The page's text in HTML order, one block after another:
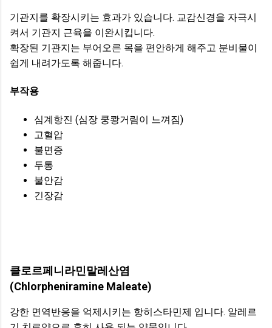
기관지를 확장시키는 효과가 있습니다. 교감신경을 자극시
켜서 기관지 근육을 이완시킵니다.
확장된 기관지는 부어오른 목을 편안하게 해주고 분비물이
쉽게 내려가도록 해줍니다.
부작용
심계항진 (심장 쿵쾅거림이 느껴짐)
고혈압
불면증
두통
불안감
긴장감
클로르페니라민말레산염
(Chlorpheniramine Maleate)
강한 면역반응을 억제시키는 항히스타민제 입니다. 알레르